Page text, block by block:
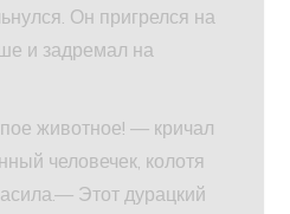
Он пригрелся на
и задремал на
животное! — кричал
человечек, колотя
Этот дурацкий